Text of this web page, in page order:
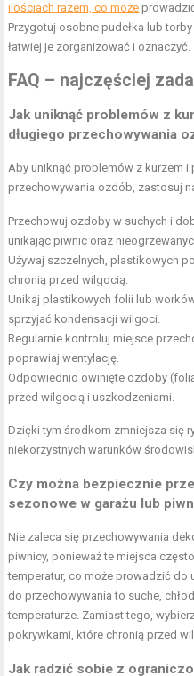
ilościach razem, co może
Przygotuj osobne pudełka lub
łatwiej je zorganizować i oznaczyć.
FAQ – najczęściej
Jak uniknąć problemów z
długiego przechowywania
Aby uniknąć problemów z kurzem i
przechowywania ozdób, zastosuj
Przechowuj ozdoby w suchych i
unikając piwnic oraz
Używaj szczelnych, plastikowych
chronią przed wilgocią.
Unikaj plastikowych folii lub
sprzyjać kondensacji wilgoci.
Regularnie kontroluj miejsce
poprawiaj wentylację.
Odpowiednio owinięte ozdoby
przed wilgocią i uszkodzeniami.
Dzięki tym środkom zmniejsza się
niekorzystnych warunków
Czy można bezpiecznie
sezonowe w garażu lub
Nie zaleca się przechowywania
piwnicy, ponieważ te miejsca
temperatur, co może prowadzić
do przechowywania to suche,
temperaturze. Zamiast tego,
pokrywkami, które chronią przed
Jak radzić sobie z